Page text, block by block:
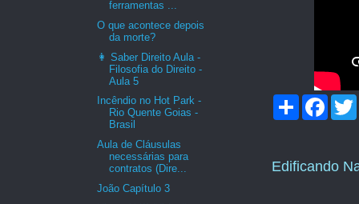
C
r
F
o
Edificando
ferramentas ...
O que acontece depois
da morte?
👩 Saber Direito Aula -
Filosofia do Direito -
Aula 5
Incêndio no Hot Park -
Rio Quente Goias -
Brasil
Aula de Cláusulas
necessárias para
contratos (Dire...
João Capítulo 3